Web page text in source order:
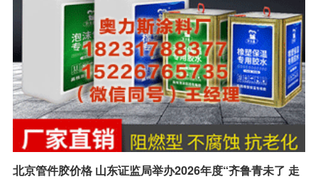
北京管件胶价格 山东证监局举办2026年度“齐鲁青未了 走